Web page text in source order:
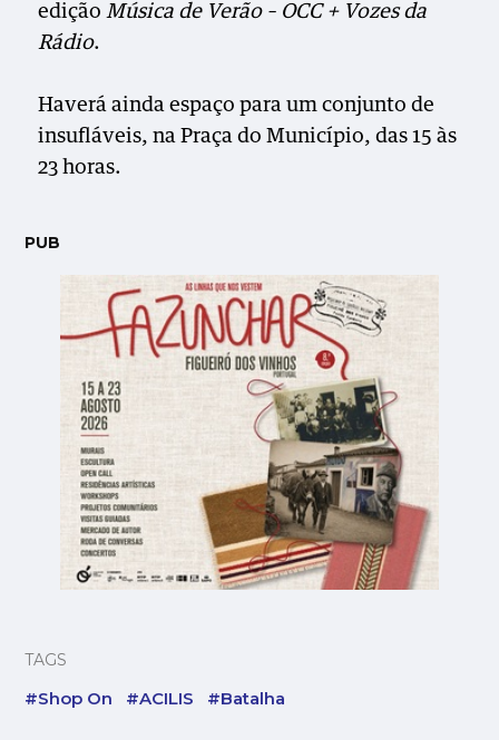
ediçãoMúsica de Verão – OCC + Vozes da
Rádio.
Haverá ainda espaço para um conjunto de
insufláveis, na Praça do Município, das 15 às
23 horas.
PUB
TAGS
#Shop On #ACILIS #Batalha